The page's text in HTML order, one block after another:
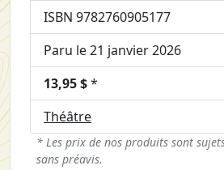
ISBN 9782760905177
Paru le 21 janvier 2026
13,95 $*
Théâtre
* Les prix de nos produits sont
sans préavis.